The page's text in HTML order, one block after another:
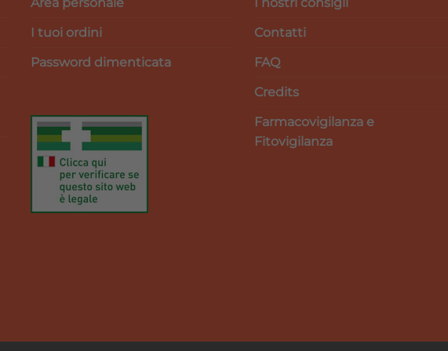
I tuoi ordini
Password dimenticata
Contatti
FAQ
Credits
Farmacovigilanza e
Fitovigilanza